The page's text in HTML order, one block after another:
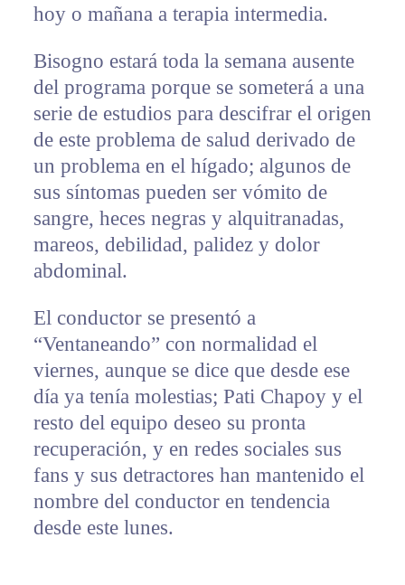
hoy o mañana a terapia intermedia.
Bisogno estará toda la semana ausente
del programa porque se someterá a una
serie de estudios para descifrar el origen
de este problema de salud derivado de
un problema en el hígado; algunos de
sus síntomas pueden ser vómito de
sangre, heces negras y alquitranadas,
mareos, debilidad, palidez y dolor
abdominal.
El conductor se presentó a
“Ventaneando” con normalidad el
viernes, aunque se dice que desde ese
día ya tenía molestias; Pati Chapoy y el
resto del equipo deseo su pronta
recuperación, y en redes sociales sus
fans y sus detractores han mantenido el
nombre del conductor en tendencia
desde este lunes.